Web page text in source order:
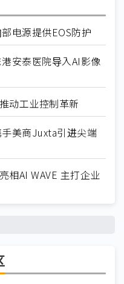
电源提供EOS防护
安泰医院导入AI影像
动工业控制革新
美商Juxta引进尖端
相AI WAVE 主打企业